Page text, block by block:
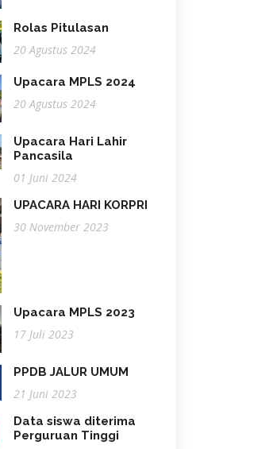
Rolas Pitulasan
20 Agustus 2024
Upacara MPLS 2024
20 Agustus 2024
Upacara Hari Lahir
Pancasila
01 Juni 2024
UPACARA HARI KORPRI
30 November 2023
Upacara MPLS 2023
17 Juli 2023
PPDB JALUR UMUM
21 Juni 2023
Data siswa diterima
Perguruan Tinggi